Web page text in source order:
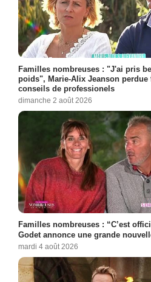
Familles nombreuses : "J'ai pris
poids", Marie-Alix Jeanson perdue
conseils de professionels
dimanche 2 août 2026
Familles nombreuses : “C’est
Godet annonce une grande
mardi 4 août 2026